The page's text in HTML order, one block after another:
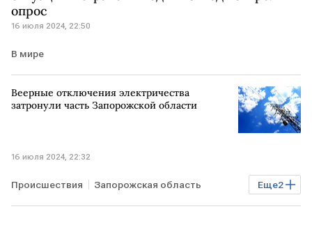
опрос
16 июля 2024, 22:50
В мире
Веерные отключения электричества
затронули часть Запорожской области
16 июля 2024, 22:32
Еще2
Происшествия Запорожская область
отключение электричества энергетика РФ